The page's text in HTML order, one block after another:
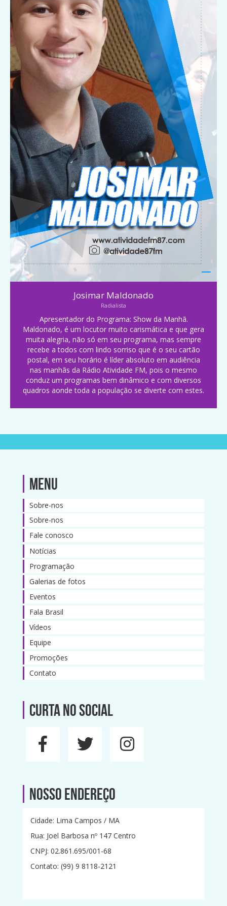
Josimar Maldonado
Radialista
Apresentador do Programa: Show da Manhã.
Maldonado, é um locutor muito carismática e que gera
muita alegria, não só em seu programa, mas sempre
recebe a todos com lindo sorriso que é o seu cartão
postal, em seu horário é líder absoluto em audiência
nas manhãs da Rádio Atividade FM, pois o mesmo
conduz um programas bem dinâmico e com diversos
quadros aonde toda a população se diverte com estes.
Menu
Sobre-nos
Sobre-nos
Fale conosco
Notícias
Programação
Galerias de fotos
Eventos
Fala Brasil
Vídeos
Equipe
Promoções
Contato
Curta no social
Nosso Endereço
Cidade: Lima Campos / MA
Rua: Joel Barbosa nº 147 Centro
CNPJ: 02.861.695/001-68
Contato: (99) 9 8118-2121